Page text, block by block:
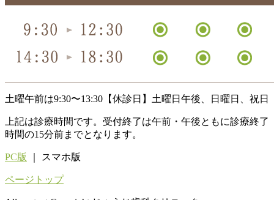
土曜午前は9:30〜13:30 【休診日】 土曜日午後、日曜日、祝日
上記は診療時間です。受付終了は午前・午後ともに診療終了
時間の15分前までとなります。
PC版 ｜ スマホ版
ページトップ